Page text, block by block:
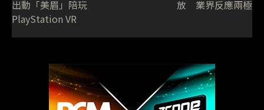
出動「美眉」陪玩
PlayStation VR
放 業界反應兩極